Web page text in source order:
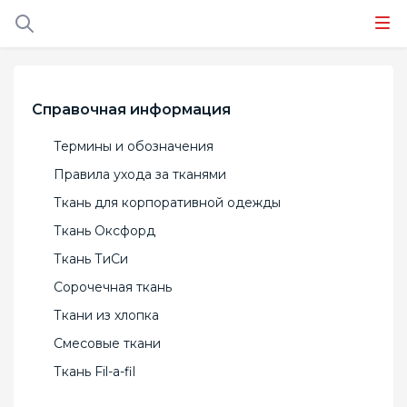
Справочная информация
Термины и обозначения
Правила ухода за тканями
Ткань для корпоративной одежды
Ткань Оксфорд
Ткань ТиСи
Сорочечная ткань
Ткани из хлопка
Смесовые ткани
Ткань Fil-a-fil